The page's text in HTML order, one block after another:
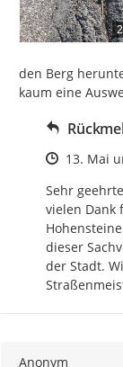
den Berg
kaum eine
Zeitpunkt
13. Mai
Sehr
vielen Dank
dieser
der Stadt.
Anonym